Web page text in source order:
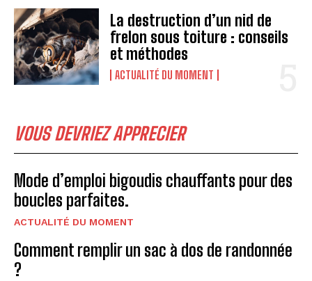
La destruction d’un nid de
frelon sous toiture : conseils
et méthodes
ACTUALITÉ DU MOMENT
VOUS DEVRIEZ APPRECIER
Mode d’emploi bigoudis chauffants pour des
boucles parfaites.
ACTUALITÉ DU MOMENT
Comment remplir un sac à dos de randonnée
?